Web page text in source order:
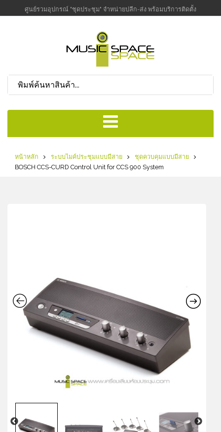
ศูนย์รวมอุปกรณ์ "ชุดประชุม" จำหน่ายปลีก-ส่ง พร้อมบริการติดตั้ง
หน้าหลัก ระบบไมค์ประชุมแบบมีสาย
ชุดควบคุมแบบมีสาย
BOSCH CCS-CURD Control Unit for CCS 900 System